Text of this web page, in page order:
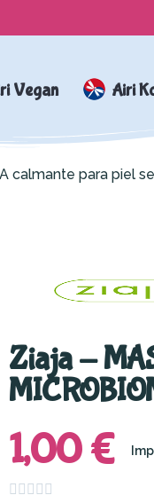
Vegan Airi
calmante para piel
Ziaja -
1,00 €
    